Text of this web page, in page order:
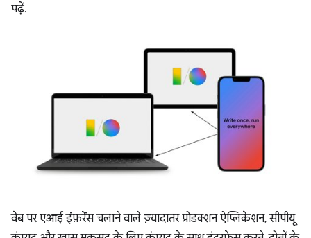
पढ़ें.
वेब पर एआई इंफ़रेंस चलाने वाले ज़्यादातर प्रोडक्शन ऐप्लिकेशन, सीपीयू